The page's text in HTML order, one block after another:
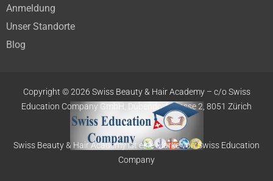
Anmeldung
Unser Standorte
Blog
Copyright © 2026 Swiss Beauty & Hair Academy – c/o Swiss
Education Company GmbH, Dübendorfstrasse 2, 8051 Zürich
Swiss Beauty & Hair Academy ist eine Marke von Swiss Education
Company